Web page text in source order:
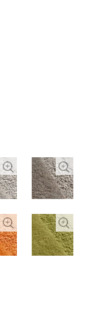
 
 